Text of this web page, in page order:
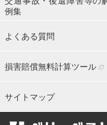
例集
よくある質問
損害賠償無料計算ツール
サイトマップ